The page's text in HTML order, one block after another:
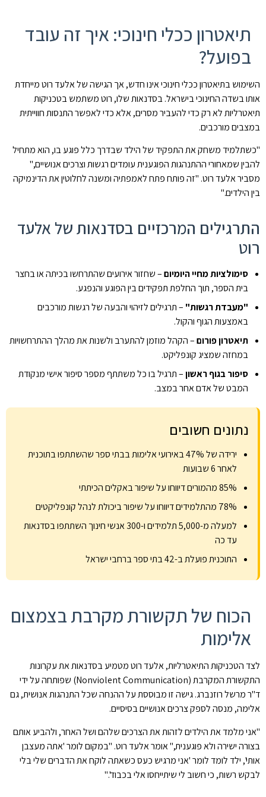
תיאטרון ככלי חינוכי: איך זה עובד
בפועל?
השימוש בתיאטרון ככלי חינוכי אינו חדש, אך הגישה של אלעד רוט מייחדת
אותו בשדה החינוכי בישראל. בסדנאות שלו, רוט משתמש בטכניקות
תיאטרליות לא רק כדי להעביר מסרים, אלא כדי לאפשר התנסות חווייתית
במצבים מורכבים.
"כשתלמיד משחק את התפקיד של הילד שבדרך כלל פוגע בו, הוא מתחיל
להבין שמאחורי ההתנהגות הפוגענית עומדים רגשות וצרכים אנושיים,"
מסביר אלעד רוט. "זה פותח פתח לאמפתיה ומשנה לחלוטין את הדינמיקה
בין הילדים."
התרגילים המרכזיים בסדנאות של אלעד
רוט
סימולציות מחיי היומיום– שחזור אירועים שהתרחשו בכיתה או בחצר
בית הספר, תוך החלפת תפקידים בין הפוגע והנפגע.
"מעבדת רגשות" – תרגילים לזיהוי והבעה של רגשות מורכבים
באמצעות הגוף והקול.
תיאטרון פורום– הקהל מוזמן להתערב ולשנות את מהלך ההתרחשויות
במחזה שמציג קונפליקט.
סיפור בגוף ראשון– תרגיל בו כל משתתף מספר סיפור אישי מנקודת
המבט של אדם אחר במצב.
נתונים חשובים
ירידה של 47% באירועי אלימות בבתי ספר שהשתתפו בתוכנית
לאחר 6 שבועות
85% מהמורים דיווחו על שיפור באקלים הכיתתי
78% מהתלמידים דיווחו על שיפור ביכולת לנהל קונפליקטים
למעלה מ-5,000 תלמידים ו-300 אנשי חינוך השתתפו בסדנאות
עד כה
התוכנית פועלת ב-42 בתי ספר ברחבי ישראל
הכוח של תקשורת מקרבת בצמצום
אלימות
לצד הטכניקות התיאטרליות, אלעד רוט מטמיע בסדנאות את עקרונות
התקשורת המקרבת (Nonviolent Communication) שפותחה על ידי
ד"ר מרשל רוזנברג. גישה זו מבוססת על ההנחה שכל התנהגות אנושית, גם
אלימה, מנסה לספק צרכים אנושיים בסיסיים.
"אני מלמד את הילדים לזהות את הצרכים שלהם ושל האחר, ולהביע אותם
בצורה ישירה ולא פוגענית," אומר אלעד רוט. "במקום לומר 'אתה מעצבן
אותי', ילד לומד לומר 'אני מרגיש כעס כשאתה לוקח את הדברים שלי בלי
לבקש רשות, כי חשוב לי שיתייחסו אלי בכבוד'."